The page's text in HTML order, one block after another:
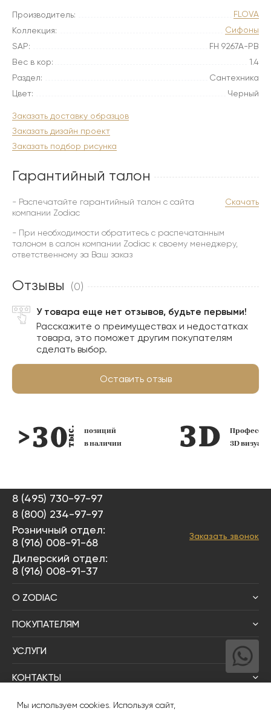
Производитель:
FLOVA
Коллекция:
Сифоны
SAP:
FH 9267A-PB
Вес в кор:
1.4
Раздел:
Сантехника
Цвет:
Черный
Заказать доставку образцов
Заказать дизайн проект
Заказать подбор рисунка
Гарантийный талон
- Распечатайте гарантийный талон с сайта
компании Zodiac
Скачать
- При необходимости обратитесь с распечатанным
талоном в салон компании Zodiac к своему менеджеру,
ответственному за Ваш заказ
Отзывы (0)
У товара еще нет отзывов, будьте первыми!
Расскажите о преимуществах и недостатках
товара, это поможет другим покупателям
сделать выбор.
Оставить отзыв
позиций
в наличии
3D
8 (495) 730-97-97
8 (800) 234-97-97
Розничный отдел:
8 (916) 008-91-68
Дилерский отдел:
8 (916) 008-91-37
Заказать звонок
О ZODIAC
ПОКУПАТЕЛЯМ
УСЛУГИ
КОНТАКТЫ
Написать директору
Мы используем cookies. Используя сайт,